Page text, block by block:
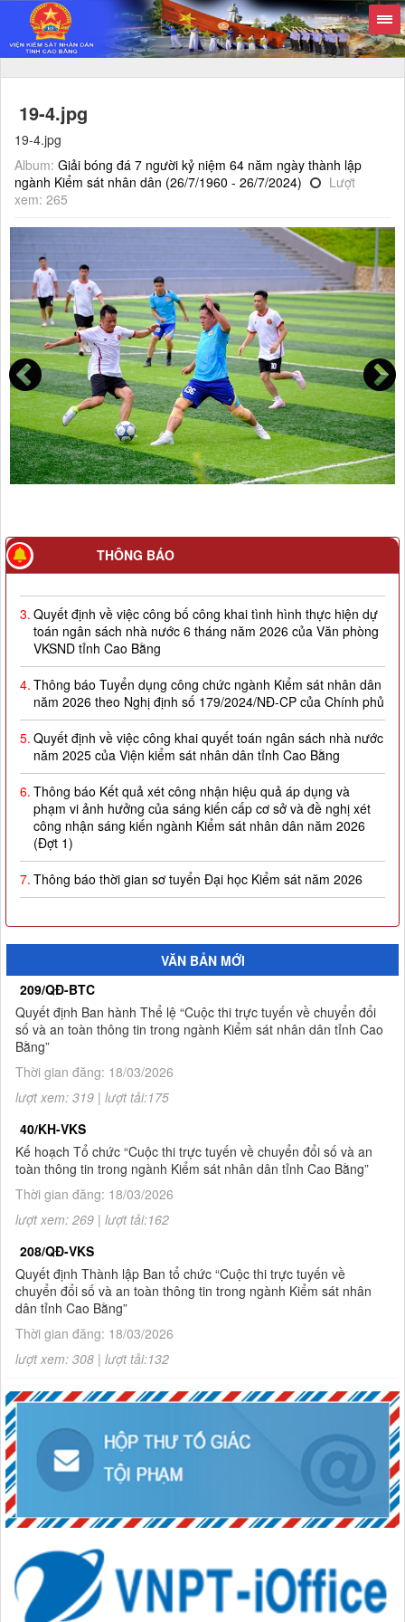
19-4.jpg
19-4.jpg
Album: Giải bóng đá 7 người kỷ niệm 64 năm ngày thành lập
ngành Kiểm sát nhân dân (26/7/1960 - 26/7/2024)
Lượt
xem: 265
THÔNG BÁO
2.
Quyết định về việc công bố công khai giao dự toán NSNN
3.Quyết định về việc công bố công khai tình hình thực hiện dự
toán ngân sách nhà nước 6 tháng năm 2026 của Văn phòng
VKSND tỉnh Cao Bằng
4.Thông báo Tuyển dụng công chức ngành Kiểm sát nhân dân
năm 2026 theo Nghị định số 179/2024/NĐ-CP của Chính phủ
5.Quyết định về việc công khai quyết toán ngân sách nhà nước
năm 2025 của Viện kiểm sát nhân dân tỉnh Cao Bằng
6.Thông báo Kết quả xét công nhận hiệu quả áp dụng và
phạm vi ảnh hưởng của sáng kiến cấp cơ sở và đề nghị xét
công nhận sáng kiến ngành Kiểm sát nhân dân năm 2026
(Đợt 1)
7.Thông báo thời gian sơ tuyển Đại học Kiểm sát năm 2026
8.Công khai thực hiện dự toán thu-chi ngân sách quý I năm
Quyết định công nhận kết quả và trao giải thưởng Cuộc thi
trực tuyến về chuyển đổi số và an toàn thông tin trong ngành
Kiểm sát nhân dân tỉnh Cao Bằng
10.Thông báo Kết quả Cuộc thi trực tuyến về chuyển đổi số và
an toàn thông tin trong ngành Kiểm sát nhân dân tỉnh Cao
1.Thông báo tuyển sinh đào tạo trình độ thạc sĩ ngành Luật
2 năm 2026
VĂN BẢN MỚI
209/QĐ-BTC
Quyết định Ban hành Thể lệ “Cuộc thi trực tuyến về chuyển đổi
số và an toàn thông tin trong ngành Kiểm sát nhân dân tỉnh Cao
Bằng”
Thời gian đăng: 18/03/2026
lượt xem: 319 | lượt tải:175
40/KH-VKS
Kế hoạch Tổ chức “Cuộc thi trực tuyến về chuyển đổi số và an
toàn thông tin trong ngành Kiểm sát nhân dân tỉnh Cao Bằng”
Thời gian đăng: 18/03/2026
lượt xem: 269 | lượt tải:162
208/QĐ-VKS
Quyết định Thành lập Ban tổ chức “Cuộc thi trực tuyến về
chuyển đổi số và an toàn thông tin trong ngành Kiểm sát nhân
dân tỉnh Cao Bằng”
Thời gian đăng: 18/03/2026
lượt xem: 308 | lượt tải:132